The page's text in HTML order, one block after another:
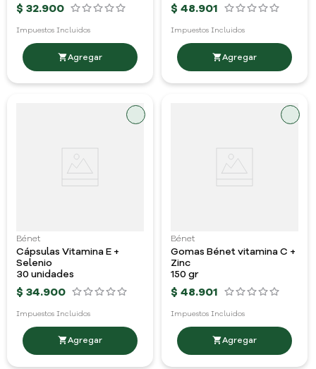
$ 32.900
Impuestos Incluidos
$ 48.901
Impuestos Incluidos
Bénet
Cápsulas Vitamina E +
Selenio
30 unidades
$ 34.900
Impuestos Incluidos
Bénet
Gomas Bénet vitamina C +
Zinc
150 gr
$ 48.901
Impuestos Incluidos